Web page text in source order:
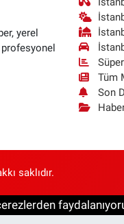
yerel
Tüm
Son
saklıdır.